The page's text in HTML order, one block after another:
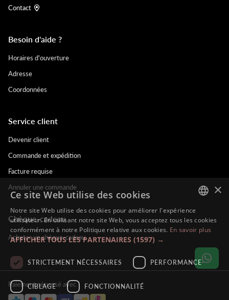
Contact
Besoin d'aide ?
Horaires d'ouverture
Adresse
Coordonnées
Service client
Devenir client
Commande et expédition
Facture requise
Annuler une commande
Chèque-cadeau
Acheter un chèque-cadeau
Paiement sécurisé avec
DUTCH
ENGLISH
FRENCH
GERMAN
×
Ce site Web utilise des cookies
Notre site Web utilise des cookies pour améliorer l'expérience
utilisateur. En utilisant notre site Web, vous acceptez tous les cookies
conformément à notre Politique relative aux cookies. En savoir plus
AFFICHER TOUS LES PARTENAIRES (1597) →
STRICTEMENT NÉCESSAIRES PERFORMANCE
CIBLAGE FONCTIONNALITÉ